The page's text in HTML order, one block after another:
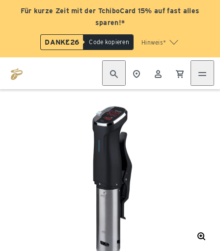
Für kurze Zeit mit der TchiboCard 15% auf fast alles
sparen!*
DANKE26 Code kopieren Hinweis*